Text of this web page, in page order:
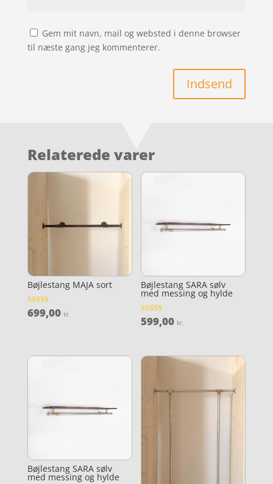
Gem mit navn, mail og websted i denne browser
til næste gang jeg kommenterer.
Indsend
Relaterede varer
Bøjlestang MAJA sort
Vurderet
4.5
699,00 kr.
Bøjlestang SARA sølv
med messing og hylde
Vurderet
4.7
599,00 kr.
Bøjlestang SARA sølv
med messing og hylde